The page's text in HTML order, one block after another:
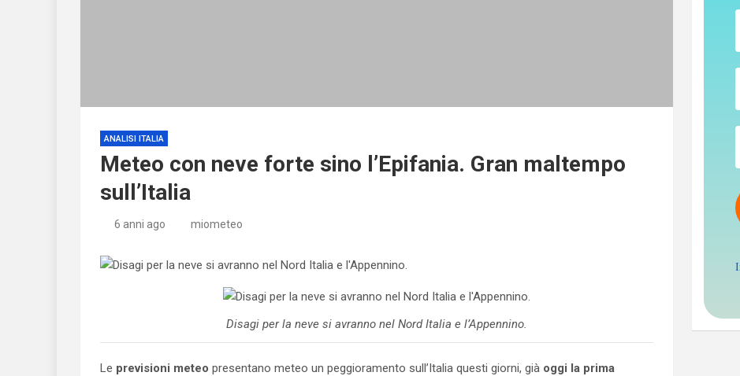
ANALISI ITALIA
Meteo con neve forte sino l’Epifania. Gran maltempo
sull’Italia
6 anni ago miometeo
Disagi per la neve si avranno nel Nord Italia e l’Appennino.
Le previsioni meteo presentano meteo un peggioramento sull’Italia questi giorni, già oggi la prima